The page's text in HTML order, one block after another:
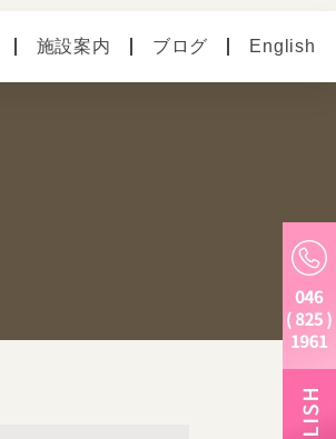
施設案内 ブログ English